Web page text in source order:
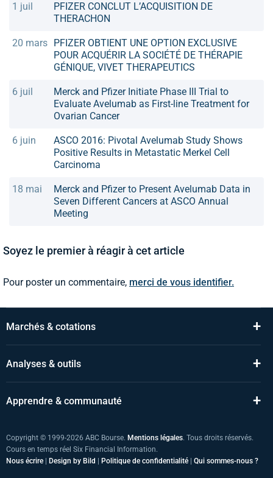
1 juil
PFIZER CONCLUT L’ACQUISITION DE
THERACHON
20 mars
PFIZER OBTIENT UNE OPTION EXCLUSIVE
POUR ACQUÉRIR LA SOCIÉTÉ DE THÉRAPIE
GÉNIQUE, VIVET THERAPEUTICS
6 juil
Merck and Pfizer Initiate Phase III Trial to
Evaluate Avelumab as First-line Treatment for
Ovarian Cancer
6 juin
ASCO 2016: Pivotal Avelumab Study Shows
Positive Results in Metastatic Merkel Cell
Carcinoma
18 mai
Merck and Pfizer to Present Avelumab Data in
Seven Different Cancers at ASCO Annual
Meeting
Soyez le premier à réagir à cet article
Pour poster un commentaire, merci de vous identifier.
Marchés & cotations +
Analyses & outils +
Apprendre & communauté +
Copyright © 1999-2026 ABC Bourse. Mentions légales. Tous droits réservés.
Cours en temps réel Six Financial Information.
Nous écrire
Design by Bild Politique de confidentialité Qui sommes-nous ?